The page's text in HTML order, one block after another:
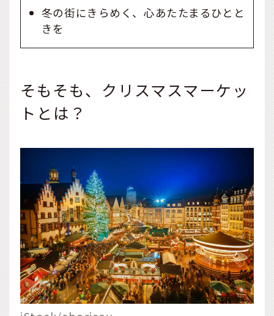
冬の街にきらめく、心あたたまるひとと
きを
そもそも、クリスマスマーケッ
トとは？